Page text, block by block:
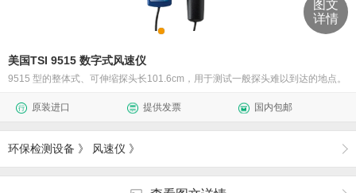
图文
详情
美国TSI 9515 数字式风速仪
9515 型的整体式、可伸缩探头长101.6cm，用于测试一般探头难以到达的地点。
原装进口 提供发票 国内包邮
环保检测设备 》 风速仪 》